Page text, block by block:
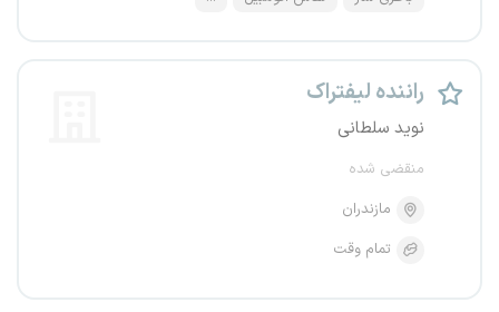
راننده لیفتراک
نوید سلطانی
منقضی شده
مازندران
تمام وقت